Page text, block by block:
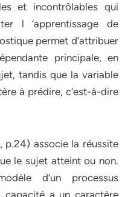
et incontrôlables qui
l ‘apprentissage de
permet d’attribuer
principale, en
tandis que la variable
à prédire, c’est-à-dire
p.24) associe la réussite
le sujet atteint ou non.
d’un processus
capacité a un caractère